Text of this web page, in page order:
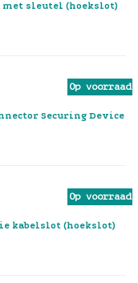
met sleutel (hoekslot)
Op voorraad
Securing Device
Op voorraad
kabelslot (hoekslot)